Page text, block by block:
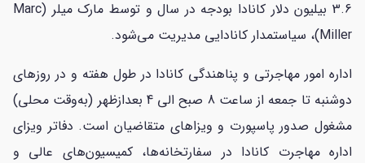
3.6 بیلیون دلار کانادا بودجه در سال و توسط مارک میلر (Marc
Miller)، سیاستمدار کانادایی مدیریت می‌شود.
اداره امور مهاجرتی و پناهندگی کانادا در طول هفته و در روزهای
دوشنبه تا جمعه از ساعت 8 صبح الی 4 بعدازظهر (به‌وقت محلی)
مشغول صدور پاسپورت و ویزاهای متقاضیان است. دفاتر ویزای
اداره مهاجرت کانادا در سفارتخانه‌ها، کمیسیون‌های عالی و